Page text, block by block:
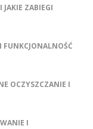
ZABIEGI
FUNKCJONALNOŚĆ
OCZYSZCZANIE I
I